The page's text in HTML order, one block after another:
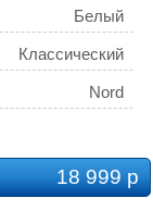
Белый
Классический
Nord
Есть в комплекте
18 999 р